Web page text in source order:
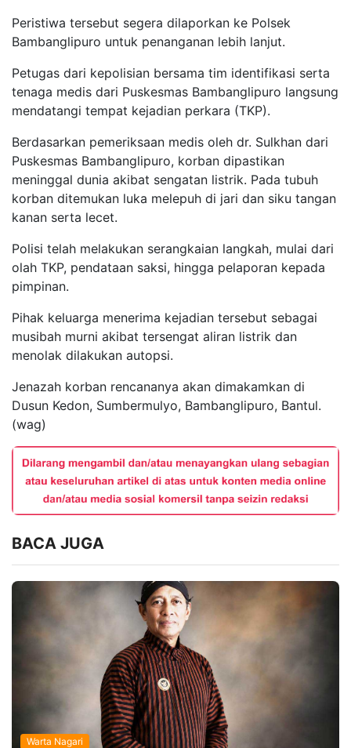
Peristiwa tersebut segera dilaporkan ke Polsek
Bambanglipuro untuk penanganan lebih lanjut.
Petugas dari kepolisian bersama tim identifikasi serta
tenaga medis dari Puskesmas Bambanglipuro langsung
mendatangi tempat kejadian perkara (TKP).
Berdasarkan pemeriksaan medis oleh dr. Sulkhan dari
Puskesmas Bambanglipuro, korban dipastikan
meninggal dunia akibat sengatan listrik. Pada tubuh
korban ditemukan luka melepuh di jari dan siku tangan
kanan serta lecet.
Polisi telah melakukan serangkaian langkah, mulai dari
olah TKP, pendataan saksi, hingga pelaporan kepada
pimpinan.
Pihak keluarga menerima kejadian tersebut sebagai
musibah murni akibat tersengat aliran listrik dan
menolak dilakukan autopsi.
Jenazah korban rencananya akan dimakamkan di
Dusun Kedon, Sumbermulyo, Bambanglipuro, Bantul.
(wag)
BACA JUGA
Warta Nagari